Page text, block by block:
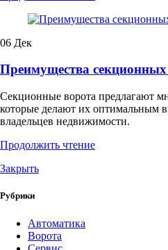
06 Дек
Преимущества секционных
Секционные ворота предлагают
которые делают их оптимальным
владельцев недвижимости.
Продолжить чтение
Закрыть
Рубрики
Автоматика
Ворота